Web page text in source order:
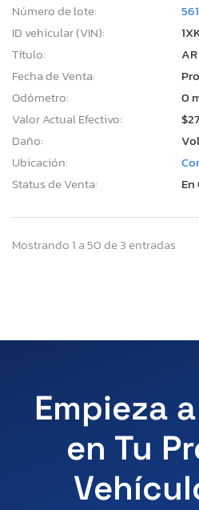
Número de lote:
ID vehicular (VIN):
Título:
Fecha de Venta:
Odómetro:
0
Valor Actual Efectivo:
Daño:
Ubicación:
Status de Venta:
Mostrando 1 a 50 de 3 entradas
Empieza
en Tu